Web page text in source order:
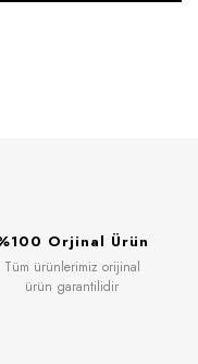
Orjinal Ürün
Tüm ürünlerimiz orijinal
ürün garantilidir